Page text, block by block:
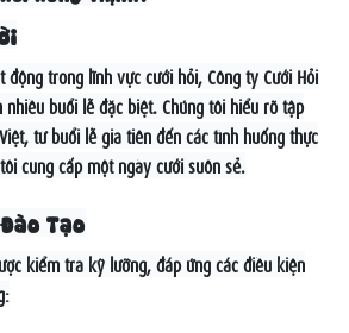
trong lĩnh vực cưới hỏi, Công ty Cưới Hỏi
nhiều buổi lễ đặc biệt. Chúng tôi hiểu rõ tập
từ buổi lễ gia tiên đến các tình huống thực
cung cấp một ngày cưới suôn sẻ.
Tạo
kiểm tra kỹ lưỡng, đáp ứng các điều kiện